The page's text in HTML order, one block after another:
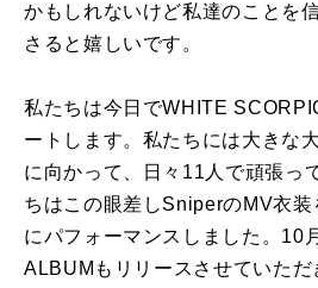
かもしれないけど私達のことを
さると嬉しいです。
私たちは今日でWHITE
ートします。私たちには大きな
に向かって、日々11人で頑張っ
ちはこの眼差しSniperのMV衣
にパフォーマンスしました。10
ALBUMもリリースさせていただ